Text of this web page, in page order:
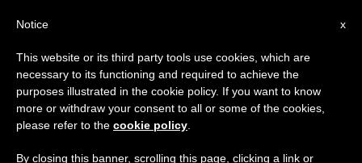
x
Notice
This website or its third party tools use cookies, which are
necessary to its functioning and required to achieve the
purposes illustrated in the cookie policy. If you want to know
more or withdraw your consent to all or some of the cookies,
please refer to the cookie policy
By closing this banner, scrolling this page, clicking a link or